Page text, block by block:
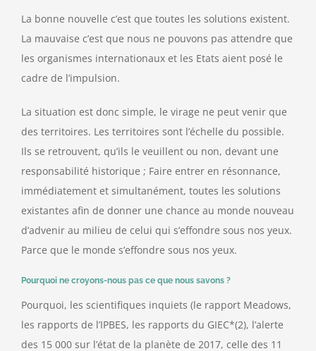
La bonne nouvelle c’est que toutes les solutions existent.
La mauvaise c’est que nous ne pouvons pas attendre que
les organismes internationaux et les Etats aient posé le
cadre de l’impulsion.
La situation est donc simple, le virage ne peut venir que
des territoires. Les territoires sont l’échelle du possible.
Ils se retrouvent, qu’ils le veuillent ou non, devant une
responsabilité historique ; Faire entrer en résonnance,
immédiatement et simultanément, toutes les solutions
existantes afin de donner une chance au monde nouveau
d’advenir au milieu de celui qui s’effondre sous nos yeux.
Parce que le monde s’effondre sous nos yeux.
Pourquoi ne croyons-nous pas ce que nous savons ?
Pourquoi, les scientifiques inquiets (le rapport Meadows,
les rapports de l’IPBES, les rapports du GIEC*(2), l’alerte
des 15 000 sur l’état de la planète de 2017, celle des 11